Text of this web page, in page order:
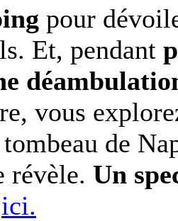
pour
Et, pendant
vous
de
révèle. Un
ici.